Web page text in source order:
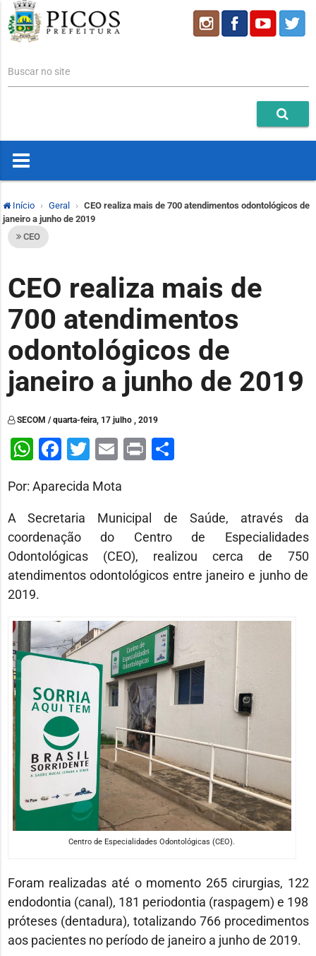
Buscar no site
Início Geral
CEO realiza mais de 700 atendimentos odontológicos de
janeiro a junho de 2019
CEO
CEO realiza mais de
700 atendimentos
odontológicos de
janeiro a junho de 2019
SECOM / quarta-feira, 17 julho , 2019
WhatsApp
Facebook
Twitter
Email
PrintShare
Por: Aparecida Mota
A Secretaria Municipal de Saúde, através da
coordenação do Centro de Especialidades
Odontológicas (CEO), realizou cerca de 750
atendimentos odontológicos entre janeiro e junho de
2019.
Centro de Especialidades Odontológicas (CEO).
Foram realizadas até o momento 265 cirurgias, 122
endodontia (canal), 181 periodontia (raspagem) e 198
próteses (dentadura), totalizando 766 procedimentos
aos pacientes no período de janeiro a junho de 2019.